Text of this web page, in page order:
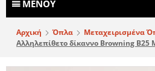
ΜΕΝΟΎ
Αρχική Όπλα Μεταχειρισμένα
Αλληλεπίθετο δίκαννο Browning B25